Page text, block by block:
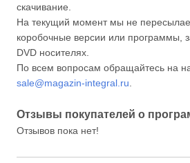
скачивание.
На текущий момент мы не
коробочные версии или программы,
DVD носителях.
По всем вопросам обращайтесь на
sale@magazin-integral.ru
Отзывы покупателей о
Отзывов пока нет!